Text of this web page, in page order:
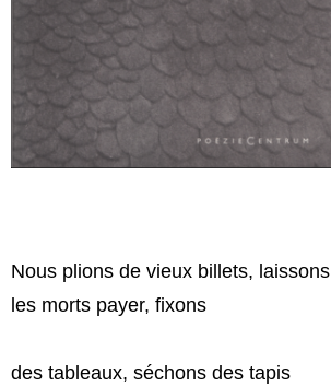
Nous plions de vieux billets, laissons
les morts payer, fixons
des tableaux, séchons des tapis